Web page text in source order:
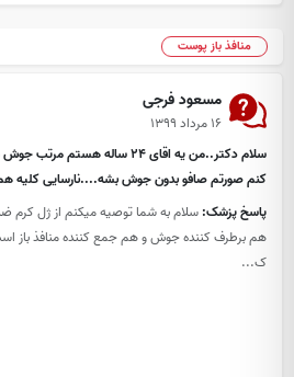
منافذ باز پوست
مسعود فرجی
۱۶ مرداد ۱۳۹۹
سلام دکتر..من یه اقای 24 ساله
کنم صورتم صافو بدون جوش بشه....نارسایی کلیه
پاسخ پزشک: سلام به شما توصیه میکنم از ژل کرم
هم برطرف کننده جوش و هم جمع کننده منافذ باز
ک...